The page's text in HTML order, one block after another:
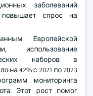
заболеваний
повышает спрос на
Европейской
использование
наборов в
на 42% с 2021 по 2023
мониторинга
Этот рост помог